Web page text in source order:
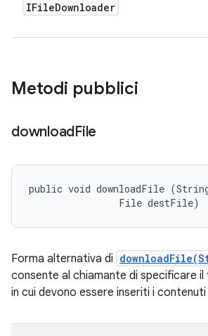
IFileDownloader
Metodi pubblici
downloadFile
public void downloadFile
                File destFile)
Forma alternativa di
consente al chiamante di specificare il
in cui devono essere inseriti i